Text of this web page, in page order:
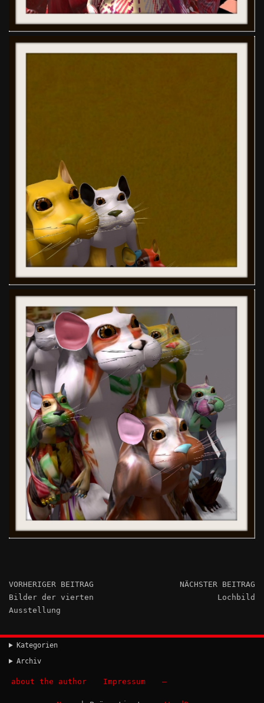
VORHERIGER BEITRAG
Bilder der vierten
Ausstellung
NÄCHSTER BEITRAG
Lochbild
Kategorien
Archiv
about the author Impressum –